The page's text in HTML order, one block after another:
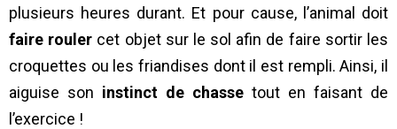
plusieurs heures durant. Et pour cause, l’animal doit
faire rouler cet objet sur le sol afin de faire sortir les
croquettes ou les friandises dont il est rempli. Ainsi, il
aiguise son instinct de chasse tout en faisant de
l’exercice !